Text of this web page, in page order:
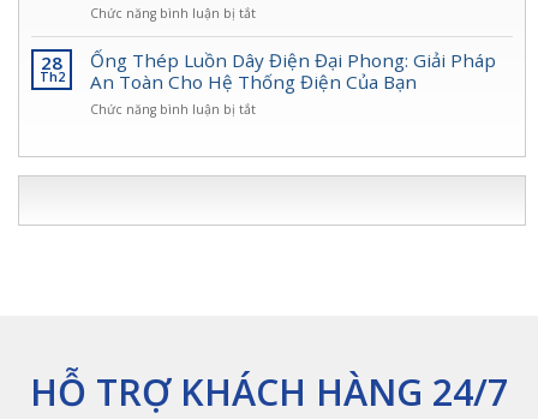
Dây
Điện
Thép
Đại
Phong
–
Toàn
Cho
Thống
Chức năng bình luận bị tắtở
Tuyển
nhân
viên
Kinh
Doanh
Hoc
Môn
28
Th2
Ống Thép Luồn Dây Điện Đại Phong: Giải Pháp
An Toàn Cho Hệ Thống Điện Của Bạn
Chức năng bình luận bị tắtở
Đại
Thống
HỖ TRỢ KHÁCH HÀNG 24/7